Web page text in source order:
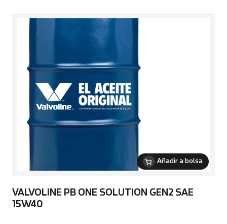
Añadir a bolsa
VALVOLINE PB ONE SOLUTION GEN2 SAE
15W40